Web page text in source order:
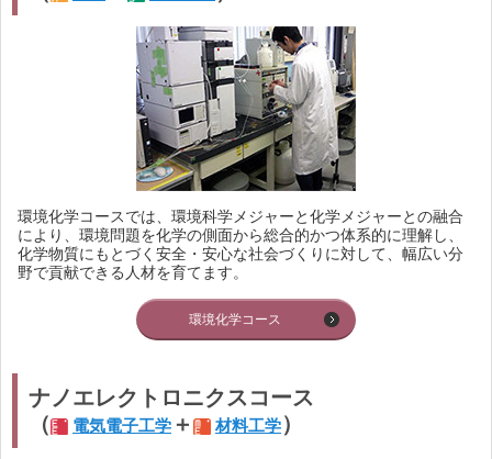
環境化学コースでは、環境科学メジャーと化学メジャーとの融合
により、環境問題を化学の側面から総合的かつ体系的に理解し、
化学物質にもとづく安全・安心な社会づくりに対して、幅広い分
野で貢献できる人材を育てます。
環境化学コース
ナノエレクトロニクスコース
（
電気電子工学 ＋ 材料工学）